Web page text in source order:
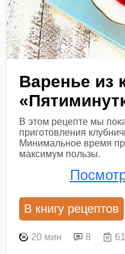
Варенье из
В этом рецепте мы
приготовления
Минимальное время
максимум пользы.
В книгу рецептов
20 мин 8 61